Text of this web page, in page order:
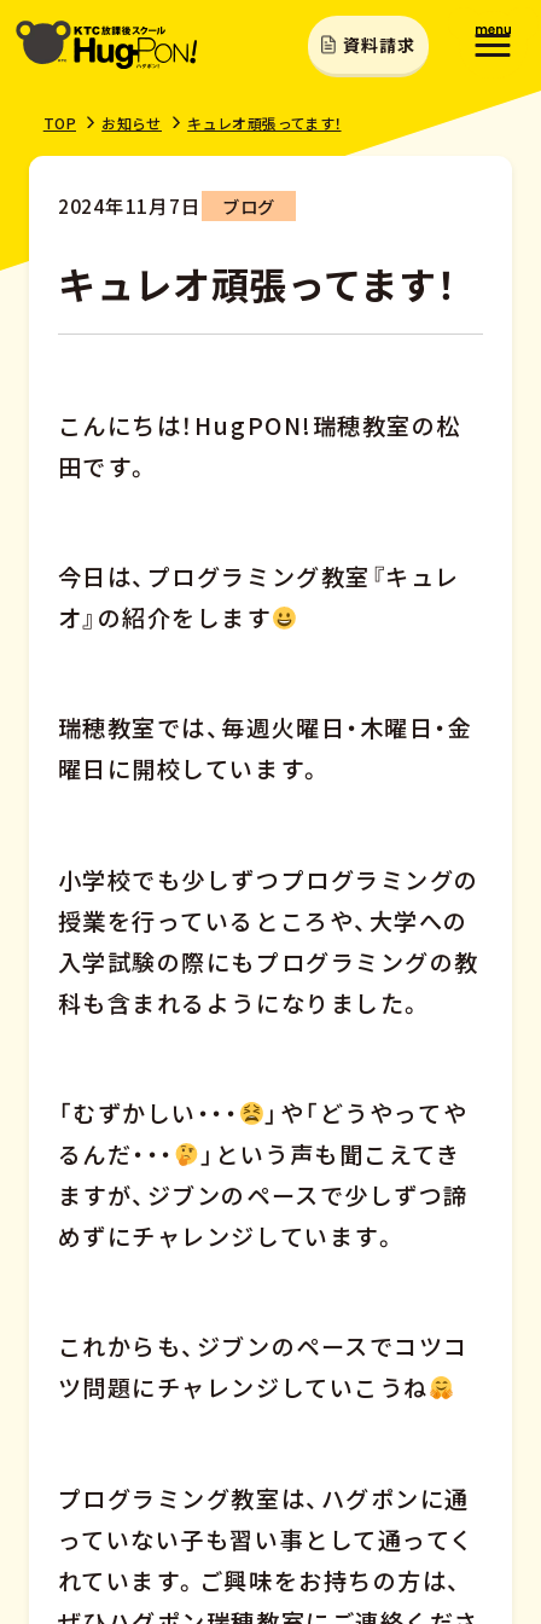
資料請求
TOP お知らせ キュレオ頑張ってます！
2024年11月7日 ブログ
キュレオ頑張ってます！
こんにちは！HugPON!瑞穂教室の松
田です。
今日は、プログラミング教室『キュレ
オ』の紹介をします
瑞穂教室では、毎週火曜日・木曜日・金
曜日に開校しています。
小学校でも少しずつプログラミングの
授業を行っているところや、大学への
入学試験の際にもプログラミングの教
科も含まれるようになりました。
「むずかしい・・・
」や「どうやってや
るんだ・・・
」という声も聞こえてき
ますが、ジブンのペースで少しずつ諦
めずにチャレンジしています。
これからも、ジブンのペースでコツコ
ツ問題にチャレンジしていこうね
プログラミング教室は、ハグポンに通
っていない子も習い事として通ってく
れています。ご興味をお持ちの方は、